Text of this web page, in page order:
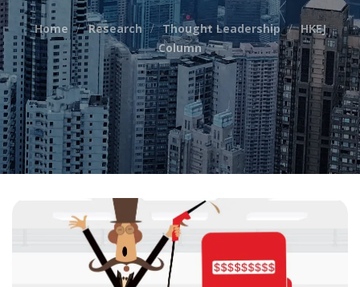
Home Research Thought Leadership
HKEJ
Column